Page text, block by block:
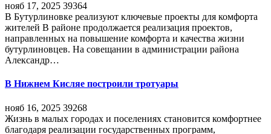
нояб 17, 2025 39364
В Бутурлиновке реализуют ключевые проекты для комфорта
жителей В районе продолжается реализация проектов,
направленных на повышение комфорта и качества жизни
бутурлиновцев. На совещании в администрации района
Александр…
В Нижнем Кисляе построили тротуары
нояб 16, 2025 39268
Жизнь в малых городах и поселениях становится комфортнее
благодаря реализации государственных программ,